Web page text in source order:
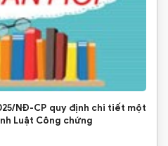
NĐ-CP quy định chi tiết một
Luật Công chứng